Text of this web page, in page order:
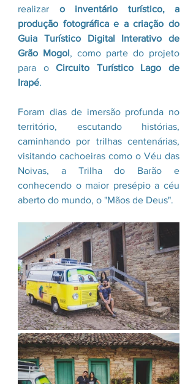
realizar o inventário turístico, a
produção fotográfica e a criação do
Guia Turístico Digital Interativo de
Grão Mogol, como parte do projeto
para o Circuito Turístico Lago de
Irapé.
Foram dias de imersão profunda no
território, escutando histórias,
caminhando por trilhas centenárias,
visitando cachoeiras como o Véu das
Noivas, a Trilha do Barão e
conhecendo o maior presépio a céu
aberto do mundo, o "Mãos de Deus".